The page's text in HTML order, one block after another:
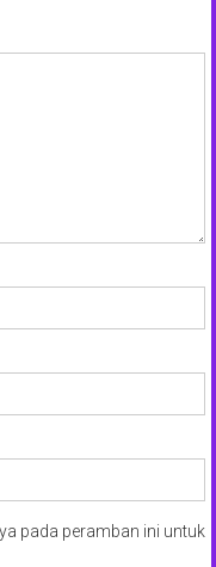
pada peramban ini untuk